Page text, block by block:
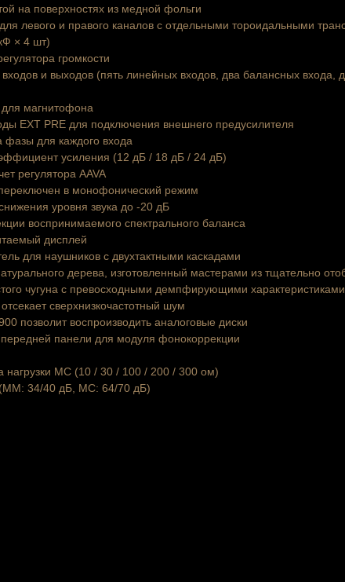
на поверхностях из медной фольги
левого и правого каналов с отдельными тороидальными
× 4 шт)
громкости
входов и выходов (пять линейных входов, два балансных
магнитофона
EXT PRE для подключения внешнего предусилителя
фазы для каждого входа
усиления (12 дБ / 18 дБ / 24 дБ)
регулятора AAVA
в монофонический режим
уровня звука до -20 дБ
воспринимаемого спектрального баланса
дисплей
для наушников с двухтактными каскадами
дерева, изготовленный мастерами из тщательно
чугуна с превосходными демпфирующими характеристиками
сверхнизкочастотный шум
позволит воспроизводить аналоговые диски
панели для модуля фонокоррекции
MC (10 / 30 / 100 / 200 / 300 ом)
34/40 дБ, MC: 64/70 дБ)